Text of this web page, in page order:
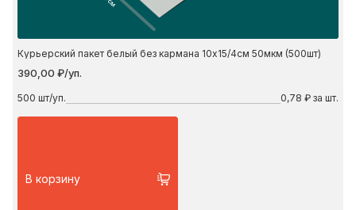
Курьерский пакет белый без кармана 10х15/4см 50мкм (500шт)
390,00 ₽/уп.
500 шт/уп. 0,78 ₽ за шт.
В корзину